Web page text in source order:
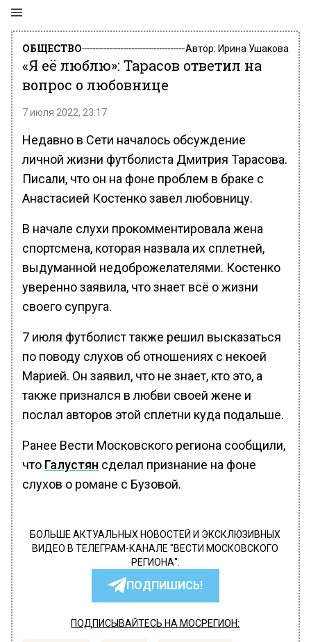
ОБЩЕСТВО Автор: Ирина Ушакова
«Я её люблю»: Тарасов ответил на
вопрос о любовнице
7 июля 2022, 23:17
Недавно в Сети началось обсуждение
личной жизни футболиста Дмитрия Тарасова.
Писали, что он на фоне проблем в браке с
Анастасией Костенко завел любовницу.
В начале слухи прокомментировала жена
спортсмена, которая назвала их сплетней,
выдуманной недоброжелателями. Костенко
уверенно заявила, что знает всё о жизни
своего супруга.
7 июля футболист также решил высказаться
по поводу слухов об отношениях с некоей
Марией. Он заявил, что не знает, кто это, а
также признался в любви своей жене и
послал авторов этой сплетни куда подальше.
Ранее Вести Московского региона сообщили,
что Галустян сделал признание на фоне
слухов о романе с Бузовой.
БОЛЬШЕ АКТУАЛЬНЫХ НОВОСТЕЙ И ЭКСКЛЮЗИВНЫХ
ВИДЕО В ТЕЛЕГРАМ-КАНАЛЕ "ВЕСТИ МОСКОВСКОГО
РЕГИОНА".
ПОДПИШИСЬ!
ПОДПИСЫВАЙТЕСЬ НА МОСРЕГИОН: